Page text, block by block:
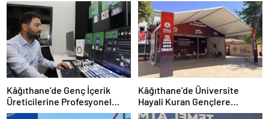
Bırakmadı
Kâğıthane’de Genç İçerik
Üreticilerine Profesyonel
Stüdyo Desteği
Kâğıthane’de Üniversite
Hayali Kuran Gençlere
Ücretsiz Tercih Rehberliği